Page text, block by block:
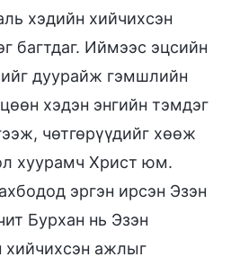
хэдийн хийчихсэн
багтдаг. Иймээс эцсийн
дуурайж гэмшлийн
хэдэн энгийн тэмдэг
чөтгөрүүдийг хөөж
хуурамч Христ юм.
эргэн ирсэн Эзэн
Бурхан нь Эзэн
хийчихсэн ажлыг